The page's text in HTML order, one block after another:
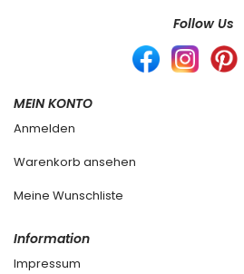
Follow Us
MEIN KONTO
Anmelden
Warenkorb ansehen
Meine Wunschliste
Information
Impressum